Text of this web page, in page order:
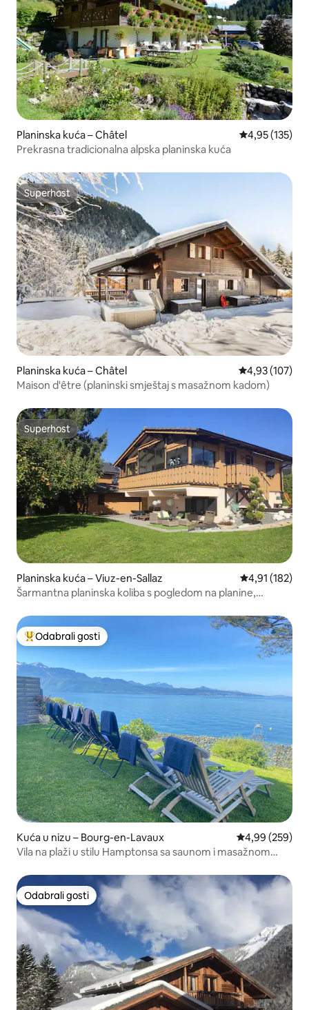
Planinska kuća – Châtel Prosječna
4,95 (135)
Prekrasna tradicionalna alpska planinska kuća
Superhost
Superhost
Planinska kuća – Châtel Prosječna
4,93 (107)
Maison d'être (planinski smještaj s masažnom kadom)
Superhost
Superhost
Planinska kuća – Viuz-en-Sallaz Prosječna
4,91 (182)
Šarmantna planinska koliba s pogledom na planine,
Među najviše rangiranima s oznakom „Odabrali gosti”
Odabrali gosti
Kuća u nizu – Bourg-en-Lavaux Prosječna
4,99 (259)
Vila na plaži u stilu Hamptonsa sa saunom i masažnom
Odabrali gosti
Odabrali gosti